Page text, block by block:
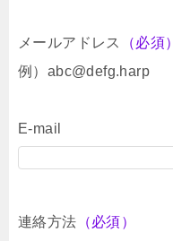
メールアドレス
（必須）
例）abc@defg.harp
E-mail
連絡方法 （必須）